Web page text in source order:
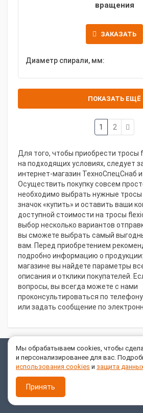
вращения
ЗАКАЗАТЬ
Диаметр спирали, мм:
ПОКАЗАТЬ ЕЩЁ
1 2
Для того, чтобы приобрести тросы
на подходящих условиях, следует
интернет-магазин ТехноСпецСнаб
Осуществить покупку совсем
необходимо выбрать нужные
значок «купить» и оставить ваши
доступной стоимости на тросы
выбор несколько вариантов
вы сможете выбрать самый
вам. Перед приобретением
подробно информацию о
магазине вы найдете параметры
описания и отклики покупателей.
вопросы, вы всегда можете с нами
проконсультироваться по
или задать сообщение по
ИНФОРМАЦИЯ
ИНТЕРНЕТ - МАГАЗИН
Мы обрабатываем cookies, чтобы
и персонализированее для вас.
использования cookies и защита
Принять